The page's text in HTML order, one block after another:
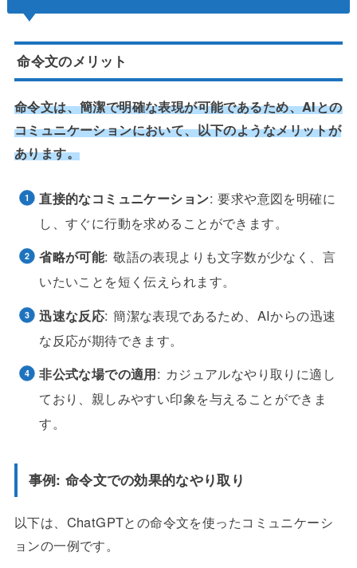
命令文のメリット
命令文は、簡潔で明確な表現が可能であるため、AIとの
コミュニケーションにおいて、以下のようなメリットが
あります。
直接的なコミュニケーション: 要求や意図を明確に
し、すぐに行動を求めることができます。
省略が可能: 敬語の表現よりも文字数が少なく、言
いたいことを短く伝えられます。
迅速な反応: 簡潔な表現であるため、AIからの迅速
な反応が期待できます。
非公式な場での適用: カジュアルなやり取りに適し
ており、親しみやすい印象を与えることができま
す。
事例: 命令文での効果的なやり取り
以下は、ChatGPTとの命令文を使ったコミュニケーシ
ョンの一例です。